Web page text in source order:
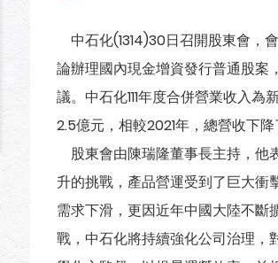
中石化(1314)30日召開股東會，
論辦理國內現金增資發行普通股案
議。中石化111年度合併營業收入
2.5億元，相較2021年，總營收下降
股東會由陳瑞隆董事長主持，他
升的挑戰，產品營運受到了巨大衝
需求下滑，更因近年中國大陸不
戰，中石化將持續強化公司治理，